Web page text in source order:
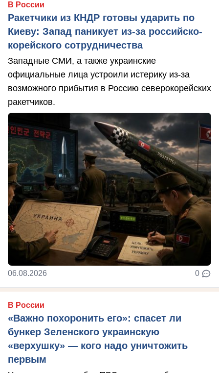
В России
Ракетчики из КНДР готовы ударить по
Киеву: Запад паникует из-за российско-
корейского сотрудничества
Западные СМИ, а также украинские
официальные лица устроили истерику из-за
возможного прибытия в Россию северокорейских
ракетчиков.
06.08.2026 0
В России
«Важно похоронить его»: спасет ли
бункер Зеленского украинскую
«верхушку» — кого надо уничтожить
первым